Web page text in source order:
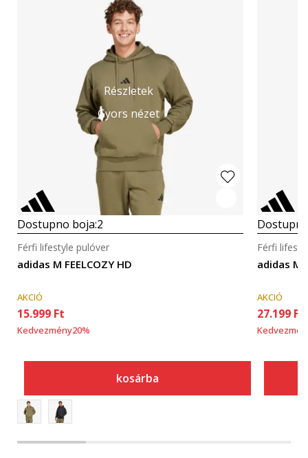
Részletek
Gyors nézet
Dostupno boja:2
adidas M FEELCOZY HD
Férfi lifestyle pulóver
AKCIÓ
15.999 Ft
Kedvezmény20%
kosárba
adidas M
Férfi
AKCIÓ
27.199 Ft